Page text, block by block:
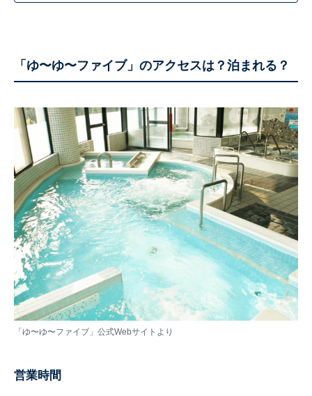
「ゆ〜ゆ〜ファイブ」のアクセスは？泊まれる？
「ゆ〜ゆ〜ファイブ」公式Webサイトより
営業時間